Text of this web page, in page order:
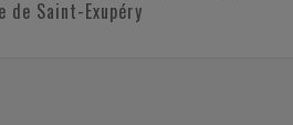
de Saint-Exupéry